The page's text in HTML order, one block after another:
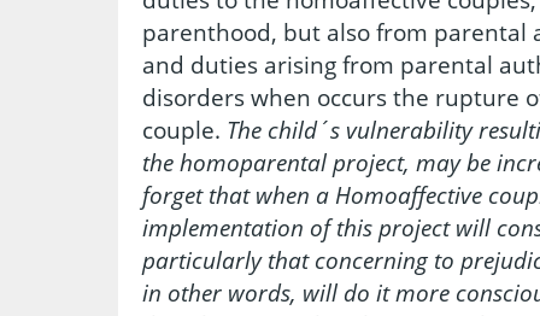
parenthood, but also from
and duties arising from parental
disorders when occurs the rupture
couple. The child´s vulnerability
the homoparental project, may be
forget that when a Homoaffective
implementation of this project will
particularly that concerning to
in other words, will do it more